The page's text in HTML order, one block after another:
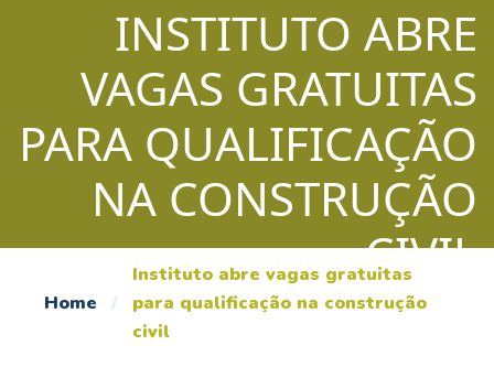
INSTITUTO ABRE
VAGAS GRATUITAS
PARA QUALIFICAÇÃO
NA CONSTRUÇÃO
CIVIL
Home /
Instituto abre vagas gratuitas
para qualificação na construção
civil